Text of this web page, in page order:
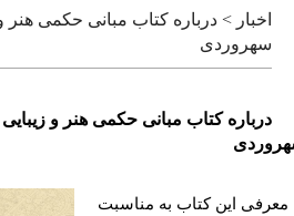
اخبار > درباره کتاب مبانی حکمی هنر و
سهروردی
درباره کتاب مبانی حکمی هنر و زیبایی
این کتاب به مناسبت